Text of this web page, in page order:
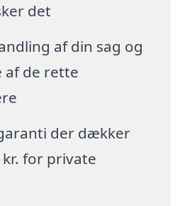
det
af din sag og
af de rette
der dækker
for private